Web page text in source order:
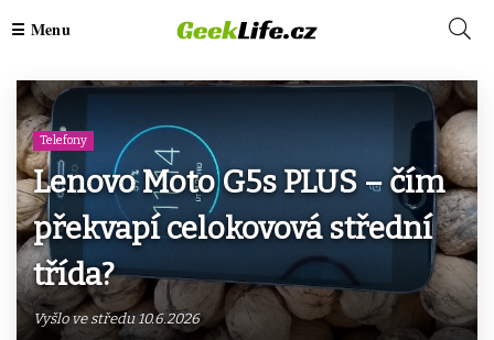
Telefony
Lenovo Moto G5s PLUS – čím
překvapí celokovová střední
třída?
Vyšlo ve středu 10.6.2026